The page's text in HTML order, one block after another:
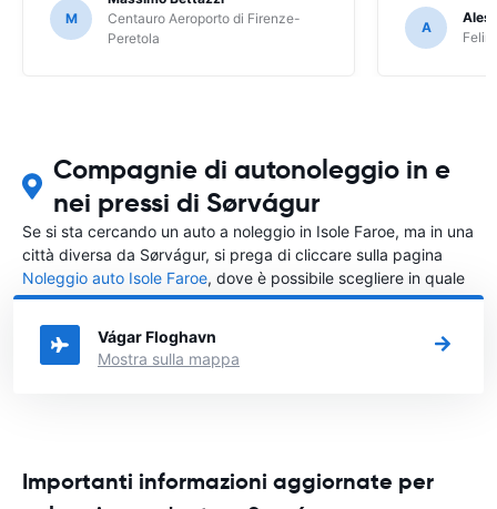
M
Centauro Aeroporto di Firenze-
Peretola
A
Compagnie di autonoleggio in e
nei pressi di Sørvágur
Se si sta cercando un auto a noleggio in Isole Faroe, ma in una
città diversa da Sørvágur, si prega di cliccare sulla pagina
Noleggio auto Isole Faroe, dove è possibile scegliere in quale
città in Isole Faroe si vuole noleggiare l'auto.
Vágar Floghavn
Mostra sulla mappa
Importanti informazioni aggiornate per